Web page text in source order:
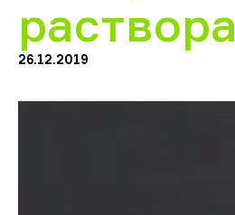
раствора
26.12.2019